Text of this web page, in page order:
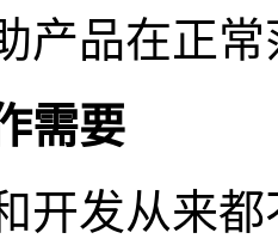
产品在正
需要
开发从来